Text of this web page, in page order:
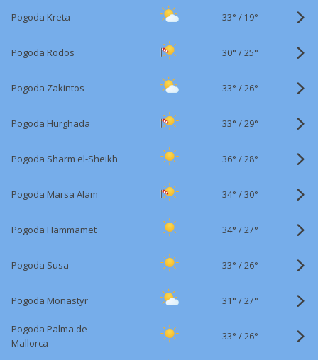
Pogoda Kreta 33° / 19°
Pogoda Rodos 30° /25°
Pogoda Zakintos 33° /26°
Pogoda Hurghada 33° /29°
Pogoda Sharm el-Sheikh 36° /28°
Pogoda Marsa Alam 34° /30°
Pogoda Hammamet 34° /27°
Pogoda Susa 33° /26°
Pogoda Monastyr 31° /27°
Pogoda Palma de
Mallorca
33° /26°